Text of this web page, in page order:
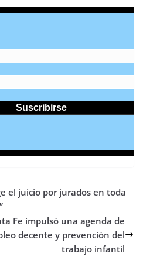
el juicio por jurados en toda
Fe impulsó una agenda de
decente y prevención del
trabajo infantil